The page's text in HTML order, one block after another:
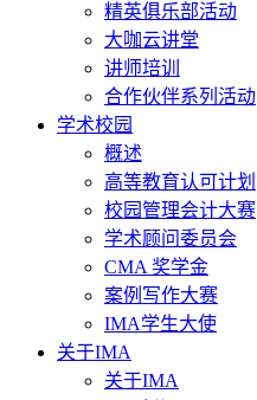
精英俱乐部活动
大咖云讲堂
讲师培训
合作伙伴系列活动
学术校园
概述
高等教育认可计划
校园管理会计大赛
学术顾问委员会
CMA 奖学金
案例写作大赛
IMA学生大使
关于IMA
关于IMA